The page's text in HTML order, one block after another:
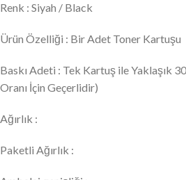
Renk : Siyah / Black
Ürün Özelliği : Bir Adet Toner Kartuşu
Baskı Adeti : Tek Kartuş ile Yaklaşık
Oranı İçin Geçerlidir)
Ağırlık :
Paketli Ağırlık :